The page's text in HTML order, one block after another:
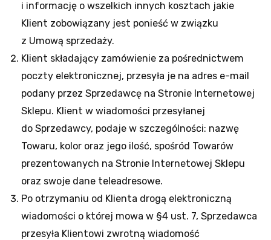
i informację o wszelkich innych kosztach jakie
Klient zobowiązany jest ponieść w związku
z Umową sprzedaży.
Klient składający zamówienie za pośrednictwem
poczty elektronicznej, przesyła je na adres e-mail
podany przez Sprzedawcę na Stronie Internetowej
Sklepu. Klient w wiadomości przesyłanej
do Sprzedawcy, podaje w szczególności: nazwę
Towaru, kolor oraz jego ilość, spośród Towarów
prezentowanych na Stronie Internetowej Sklepu
oraz swoje dane teleadresowe.
Po otrzymaniu od Klienta drogą elektroniczną
wiadomości o której mowa w §4 ust. 7, Sprzedawca
przesyła Klientowi zwrotną wiadomość